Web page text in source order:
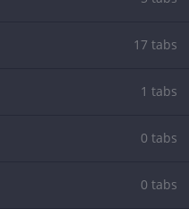
17 tabs
1 tabs
0 tabs
0 tabs